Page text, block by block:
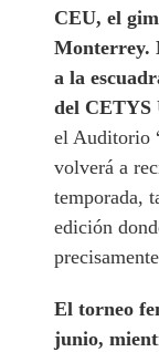
CEU, el
Monterrey.
a la
del CETYS
el Auditorio
volverá a
temporada,
edición
El torneo
junio,